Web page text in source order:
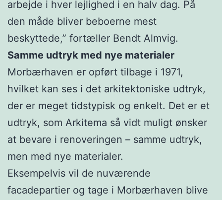
arbejde i hver lejlighed i en halv dag. På
den måde bliver beboerne mest
beskyttede,” fortæller Bendt Almvig.
Samme udtryk med nye materialer
Morbærhaven er opført tilbage i 1971,
hvilket kan ses i det arkitektoniske udtryk,
der er meget tidstypisk og enkelt. Det er et
udtryk, som Arkitema så vidt muligt ønsker
at bevare i renoveringen – samme udtryk,
men med nye materialer.
Eksempelvis vil de nuværende
facadepartier og tage i Morbærhaven blive